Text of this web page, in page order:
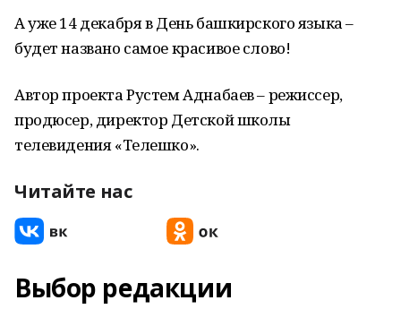
А уже 14 декабря в День башкирского языка –
будет названо самое красивое слово!
Автор проекта Рустем Аднабаев – режиссер,
продюсер, директор Детской школы
телевидения «Телешко».
Читайте нас
Выбор редакции